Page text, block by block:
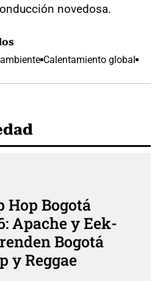
novedosa.
Calentamiento global
Hop Bogotá
Apache y Eek-
Bogotá
y Reggae